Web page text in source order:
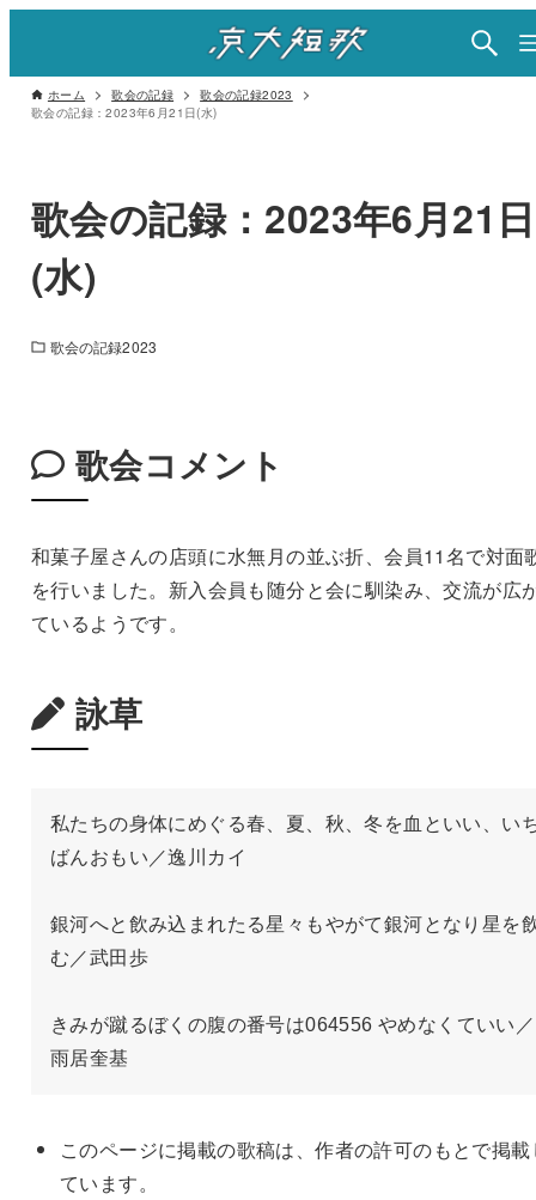
ホーム 歌会の記録
歌会の記録2023
歌会の記録：2023年6月21日(水)
歌会の記録：2023年6月21日
(水)
歌会の記録2023
歌会コメント
和菓子屋さんの店頭に水無月の並ぶ折、会員11名で対面
を行いました。新入会員も随分と会に馴染み、交流が広
ているようです。
詠草
私たちの身体にめぐる春、夏、秋、冬を血といい、い
ばんおもい／逸川カイ
銀河へと飲み込まれたる星々もやがて銀河となり星を
む／武田歩
きみが蹴るぼくの腹の番号は064556 やめなくていい／
雨居奎基
このページに掲載の歌稿は、作者の許可のもとで掲載
ています。